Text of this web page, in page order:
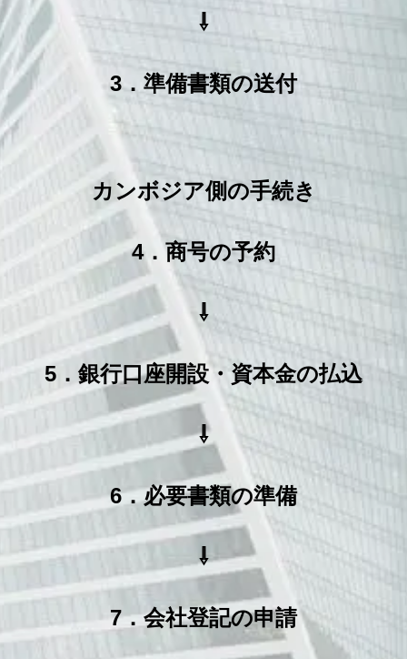
⇩
3．準備書類の送付
カンボジア側の手続き
4．商号の予約
⇩
5．銀行口座開設・資本金の払込
⇩
6．必要書類の準備
⇩
7．会社登記の申請